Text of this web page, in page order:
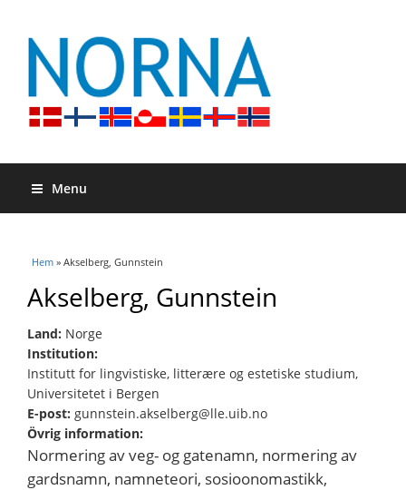
Menu
Du är här
Hem » Akselberg, Gunnstein
Akselberg, Gunnstein
Land: Norge
Institution:
Institutt for lingvistiske, litterære og estetiske studium,
Universitetet i Bergen
E-post: gunnstein.akselberg@lle.uib.no
Övrig information:
Normering av veg- og gatenamn, normering av
gardsnamn, namneteori, sosioonomastikk,